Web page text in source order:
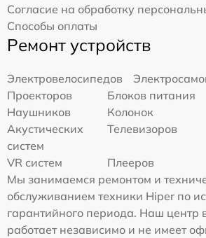
Согласие на обработку
Способы оплаты
Ремонт устройств
Электровелосипедов
Проекторов
Блоков питания
Наушников
Колонок
Акустических
систем
Телевизоров
VR систем
Плееров
Мы занимаемся ремонтом и
обслуживанием техники Hiper по
гарантийного периода. Наш центр
работает независимо и не имеет